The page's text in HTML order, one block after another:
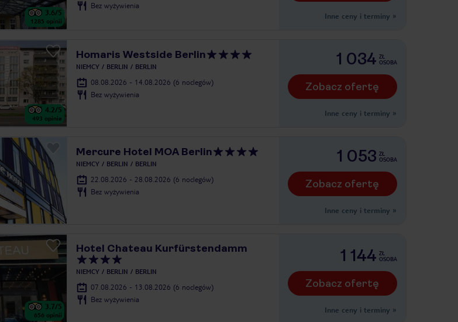
3.6/5
1285 opinii
Bez wyżywienia
Inne ceny i terminy »
4.2/5
493 opinie
Homaris Westside Berlin
NIEMCY BERLIN BERLIN
08.08.2026 - 14.08.2026 (6 noclegów)
Bez wyżywienia
1 034 ZŁ
OSOBA
Zobacz ofertę
Inne ceny i terminy »
Mercure Hotel MOA Berlin
NIEMCY BERLIN BERLIN
22.08.2026 - 28.08.2026 (6 noclegów)
Bez wyżywienia
1 053 ZŁ
OSOBA
Zobacz ofertę
Inne ceny i terminy »
3.7/5
656 opinii
Hotel Chateau Kurfürstendamm
NIEMCY BERLIN BERLIN
07.08.2026 - 13.08.2026 (6 noclegów)
Bez wyżywienia
1 144 ZŁ
OSOBA
Zobacz ofertę
Inne ceny i terminy »